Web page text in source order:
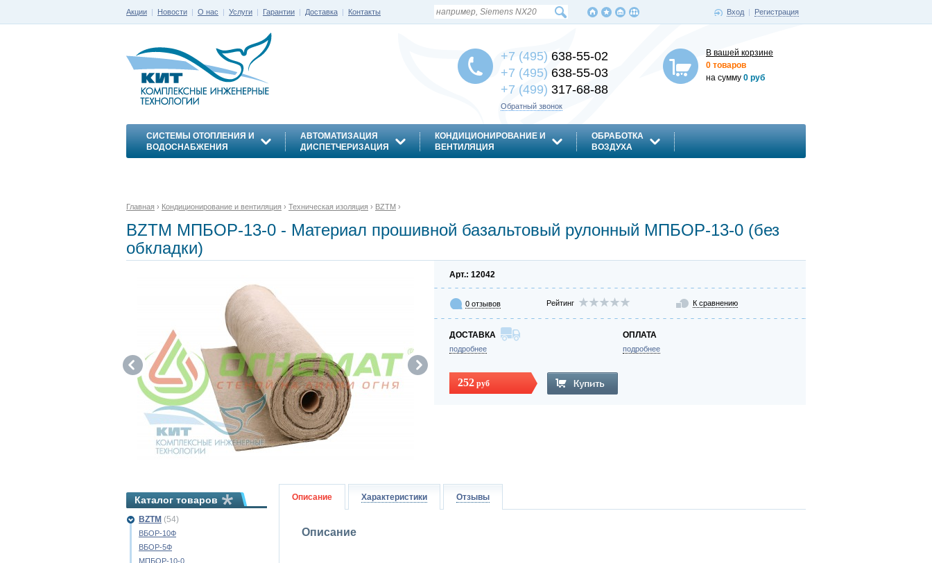
Акции | Новости | О нас | Услуги | Гарантии | Доставка | Контакты Вход | Регистрация
В вашей корзине
0 товаров
на сумму 0 руб
+7 (495) 638-55-02
+7 (495) 638-55-03
+7 (499) 317-68-88
Обратный звонок
СИСТЕМЫ ОТОПЛЕНИЯ И
ВОДОСНАБЖЕНИЯ
АВТОМАТИЗАЦИЯ
ДИСПЕТЧЕРИЗАЦИЯ
КОНДИЦИОНИРОВАНИЕ И
ВЕНТИЛЯЦИЯ
ОБРАБОТКА
ВОЗДУХА
Главная › Кондиционирование и вентиляция › Техническая изоляция › BZTM ›
BZTM МПБОР-13-0 - Материал прошивной базальтовый рулонный МПБОР-13-0 (без
обкладки)
Арт.: 12042
0 отзывов Рейтинг К сравнению
ДОСТАВКА
подробнее
ОПЛАТА
подробнее
252 руб
Описание Характеристики Отзывы
Описание
Каталог товаров
BZTM (54)
ВБОР-10Ф
ВБОР-5Ф
МПБОР-10-0